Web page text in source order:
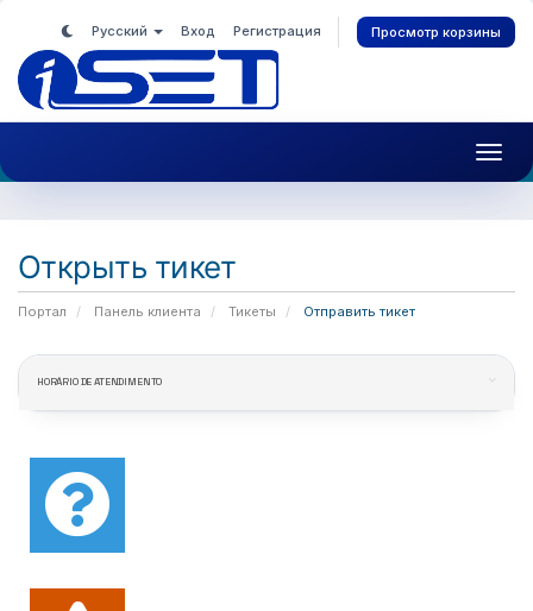
Русский Вход Регистрация Просмотр корзины
Открыть тикет
Портал Панель клиента Тикеты Отправить тикет
HORÁRIO DE ATENDIMENTO